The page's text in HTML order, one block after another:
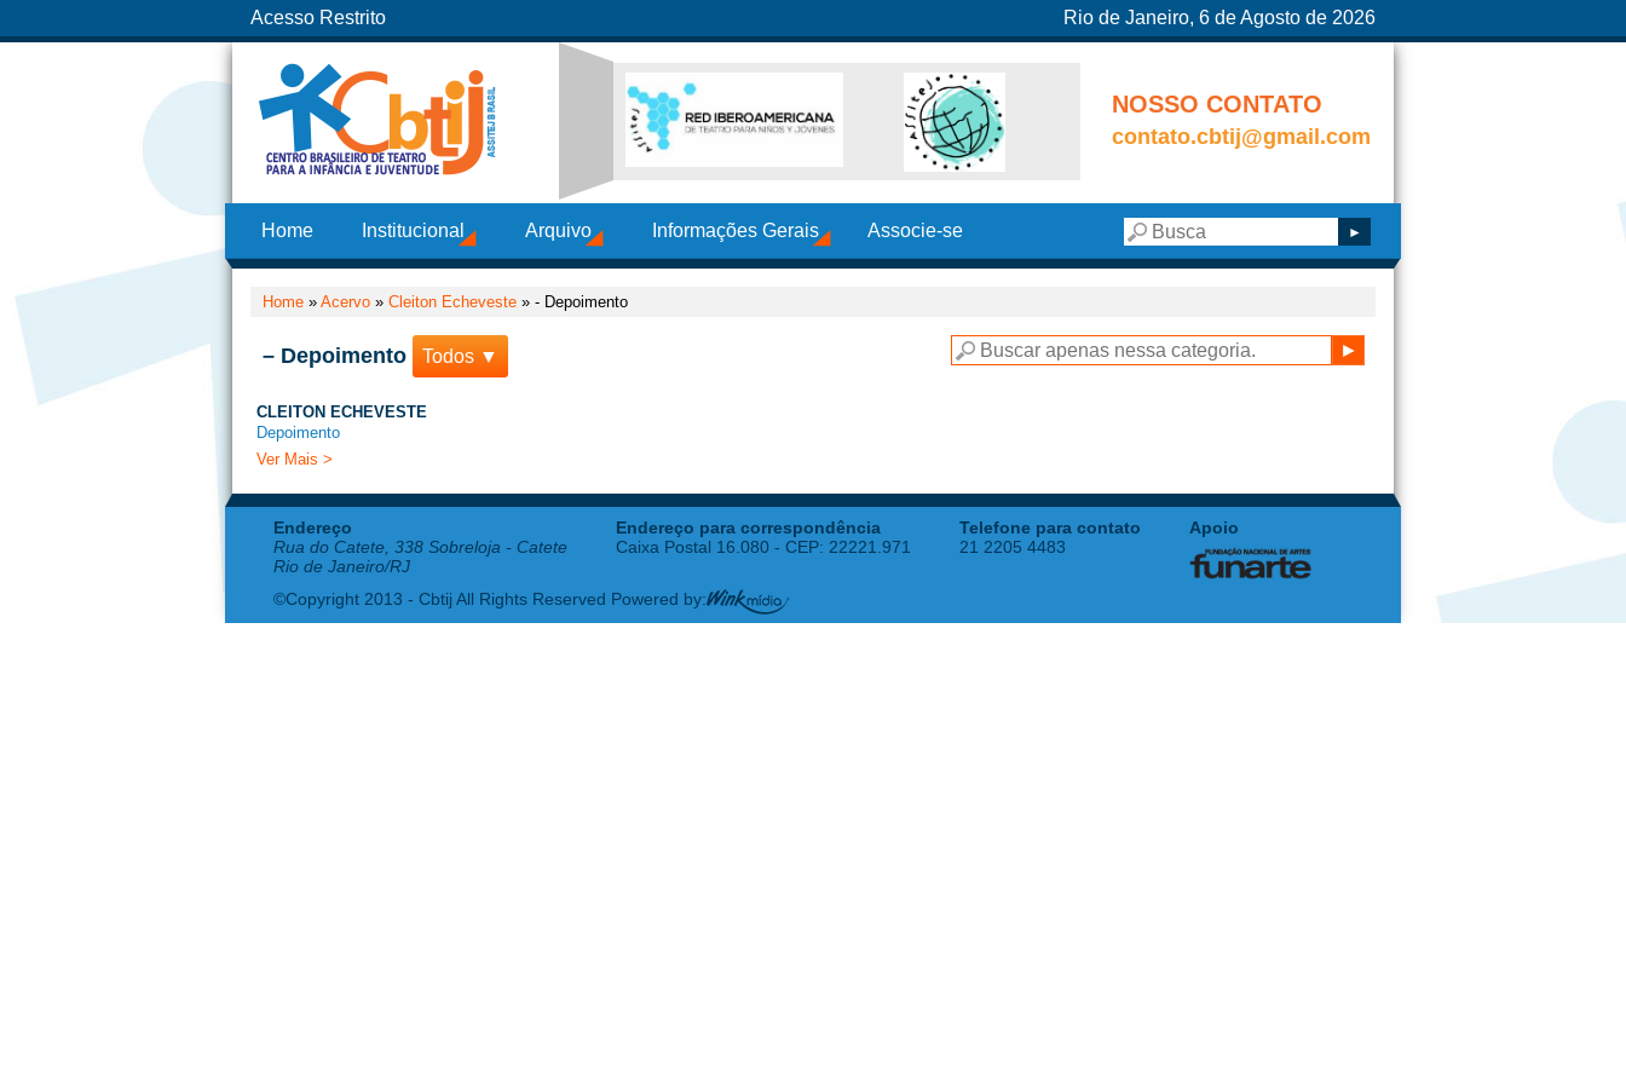
Acesso Restrito Rio de Janeiro, 6 de Agosto de 2026
NOSSO CONTATO
contato.cbtij@gmail.com
Home Institucional Arquivo Informações Gerais Associe-se
Home » Acervo » Cleiton Echeveste » - Depoimento
– Depoimento Todos ▼
CLEITON ECHEVESTE
Depoimento
Ver Mais >
Endereço
Rua do Catete, 338 Sobreloja - Catete
Rio de Janeiro/RJ
Endereço para correspondência
Caixa Postal 16.080 - CEP: 22221.971
Telefone para contato
21 2205 4483
Apoio
©Copyright 2013 - Cbtij All Rights Reserved Powered by: